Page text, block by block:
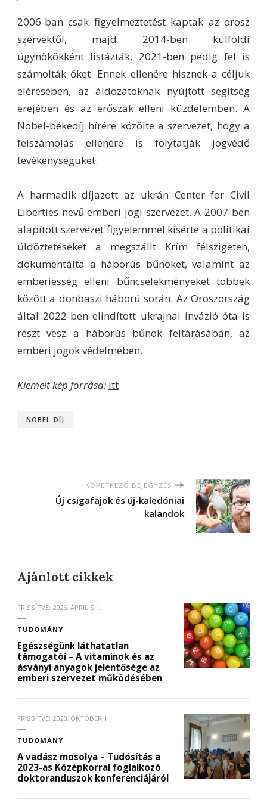
2006-ban csak figyelmeztetést kaptak az orosz
szervektől, majd 2014-ben külföldi
ügynökökként listázták, 2021-ben pedig fel is
számolták őket. Ennek ellenére hisznek a céljuk
elérésében, az áldozatoknak nyújtott segítség
erejében és az erőszak elleni küzdelemben. A
Nobel-békedíj hírére közölte a szervezet, hogy a
felszámolás ellenére is folytatják jogvédő
tevékenységüket.
A harmadik díjazott az ukrán Center for Civil
Liberties nevű emberi jogi szervezet. A 2007-ben
alapított szervezet figyelemmel kísérte a politikai
üldöztetéseket a megszállt Krím félszigeten,
dokumentálta a háborús bűnöket, valamint az
emberiesség elleni bűncselekményeket többek
között a donbaszi háború során. Az Oroszország
által 2022-ben elindított ukrajnai invázió óta is
részt vesz a háborús bűnök feltárásában, az
emberi jogok védelmében.
Kiemelt kép forrása: itt
NOBEL-DÍJ
KÖVETKEZŐ BEJEGYZÉS
Új csigafajok és új-kaledóniai
kalandok
Ajánlott cikkek
FRISSÍTVE: 2026. ÁPRILIS 1.
TUDOMÁNY
Egészségünk láthatatlan
támogatói – A vitaminok és az
ásványi anyagok jelentősége az
emberi szervezet működésében
FRISSÍTVE: 2023. OKTÓBER 1.
TUDOMÁNY
A vadász mosolya – Tudósítás a
2023-as Középkorral foglalkozó
doktoranduszok konferenciájáról